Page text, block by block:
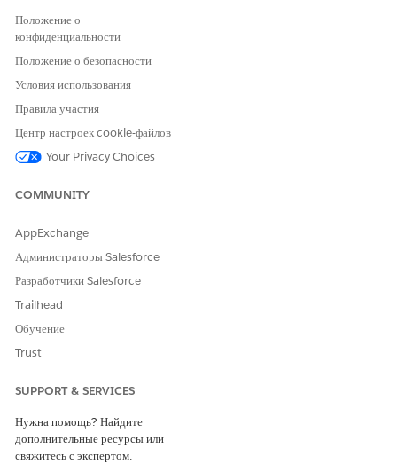
Положение о
конфиденциальности
Положение о безопасности
Условия использования
Правила участия
Центр настроек cookie-файлов
Your Privacy Choices
COMMUNITY
AppExchange
Администраторы Salesforce
Разработчики Salesforce
Trailhead
Обучение
Trust
SUPPORT & SERVICES
Нужна помощь? Найдите
дополнительные ресурсы или
свяжитесь с экспертом.